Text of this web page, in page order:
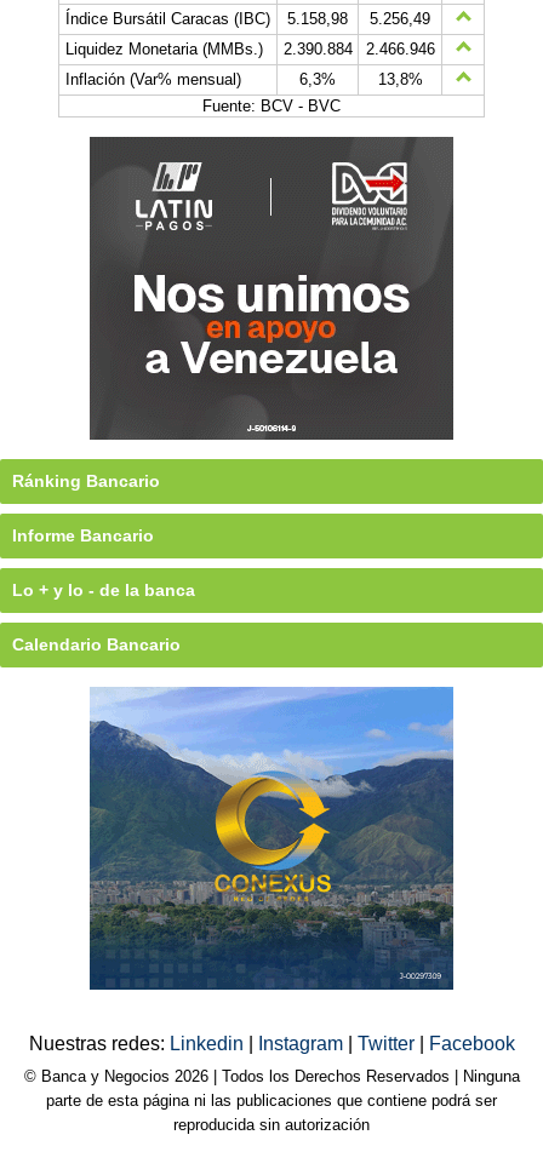
Índice Bursátil Caracas (IBC) 5.158,98
5.256,49
Liquidez Monetaria (MMBs.)
2.390.884
2.466.946
Inflación (Var% mensual)
6,3%
13,8%
Fuente: BCV - BVC
Ránking Bancario
Informe Bancario
Lo + y lo - de la banca
Calendario Bancario
Nuestras redes: Linkedin Instagram Twitter Facebook
© Banca y Negocios 2026 | Todos los Derechos Reservados | Ninguna
parte de esta página ni las publicaciones que contiene podrá ser
reproducida sin autorización